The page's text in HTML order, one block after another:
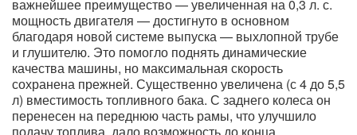
важнейшее преимущество — увеличенная на 0,3 л. с.
мощность двигателя — достигнуто в основном
благодаря новой системе выпуска — выхлопной трубе
и глушителю. Это помогло поднять динамические
качества машины, но максимальная скорость
сохранена прежней. Существенно увеличена (с 4 до 5,5
л) вместимость топливного бака. С заднего колеса он
перенесен на переднюю часть рамы, что улучшило